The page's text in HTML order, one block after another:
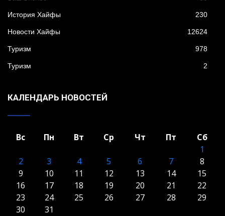
История Хайфы 230
Новости Хайфы 12624
Туризм 978
Туризм 2
КАЛЕНДАРЬ НОВОСТЕЙ
Вс Пн Вт Ср Чт Пт
Сб
1
2
3 4 5 6 7
8
9
10 11 12 13 14
15
16
17 18 19 20 21
22
23
24 25 26 27 28
29
30
31